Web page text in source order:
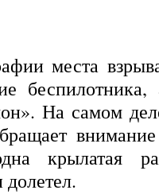
места
На самом
крылатая